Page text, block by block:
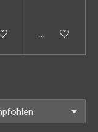
WarenkorbIn den